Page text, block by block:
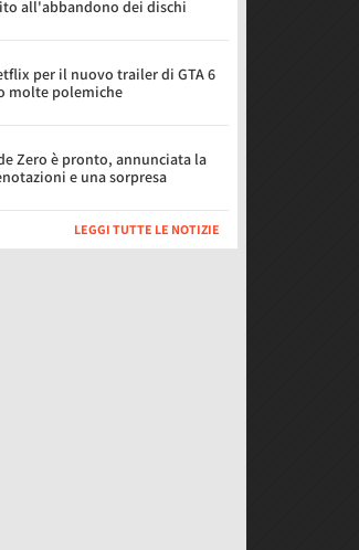
all'abbandono dei dischi
per il nuovo trailer di GTA 6
molte polemiche
Zero è pronto, annunciata la
e una sorpresa
LEGGI TUTTE LE NOTIZIE